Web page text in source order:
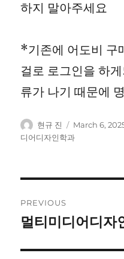
하지 말아주세요
*기존에 어도비 구
걸로 로그인을 하
류가 나기 때문에
Author
현규 진
Posted
on
March 6,
디어디자인학과
navigation
PREVIOUS
Previous
멀티미디어디자